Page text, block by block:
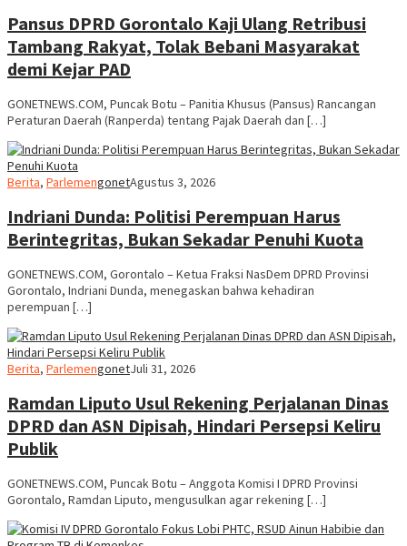
Pansus DPRD Gorontalo Kaji Ulang Retribusi
Tambang Rakyat, Tolak Bebani Masyarakat
demi Kejar PAD
GONETNEWS.COM, Puncak Botu – Panitia Khusus (Pansus) Rancangan
Peraturan Daerah (Ranperda) tentang Pajak Daerah dan […]
Berita, ParlemengonetAgustus 3, 2026
Indriani Dunda: Politisi Perempuan Harus
Berintegritas, Bukan Sekadar Penuhi Kuota
GONETNEWS.COM, Gorontalo – Ketua Fraksi NasDem DPRD Provinsi
Gorontalo, Indriani Dunda, menegaskan bahwa kehadiran
perempuan […]
Berita, ParlemengonetJuli 31, 2026
Ramdan Liputo Usul Rekening Perjalanan Dinas
DPRD dan ASN Dipisah, Hindari Persepsi Keliru
Publik
GONETNEWS.COM, Puncak Botu – Anggota Komisi I DPRD Provinsi
Gorontalo, Ramdan Liputo, mengusulkan agar rekening […]